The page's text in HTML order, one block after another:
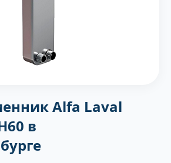
Alfa Laval
в